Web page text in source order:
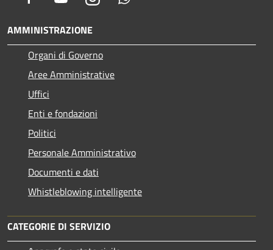
AMMINISTRAZIONE
Organi di Governo
Aree Amministrative
Uffici
Enti e fondazioni
Politici
Personale Amministrativo
Documenti e dati
Whistleblowing intelligente
CATEGORIE DI SERVIZIO